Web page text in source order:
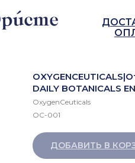
DAILY BOTANICALS
OxygenCeuticals
ОС-001
ДОБАВИТЬ В